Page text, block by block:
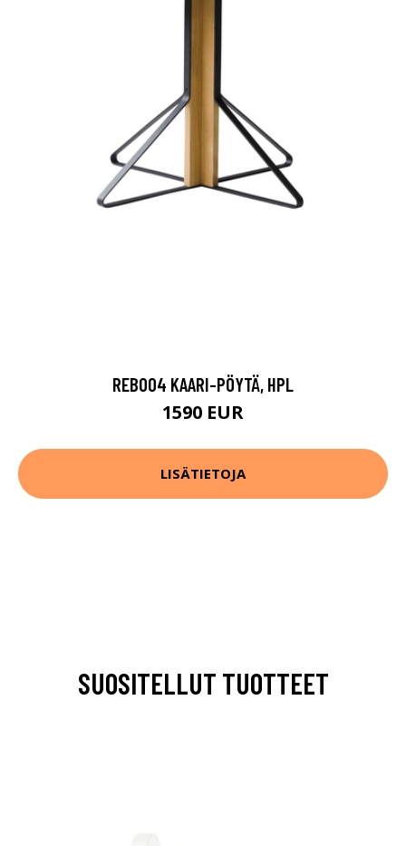
REB004 KAARI-PÖYTÄ, HPL
1590 EUR
LISÄTIETOJA
SUOSITELLUT TUOTTEET